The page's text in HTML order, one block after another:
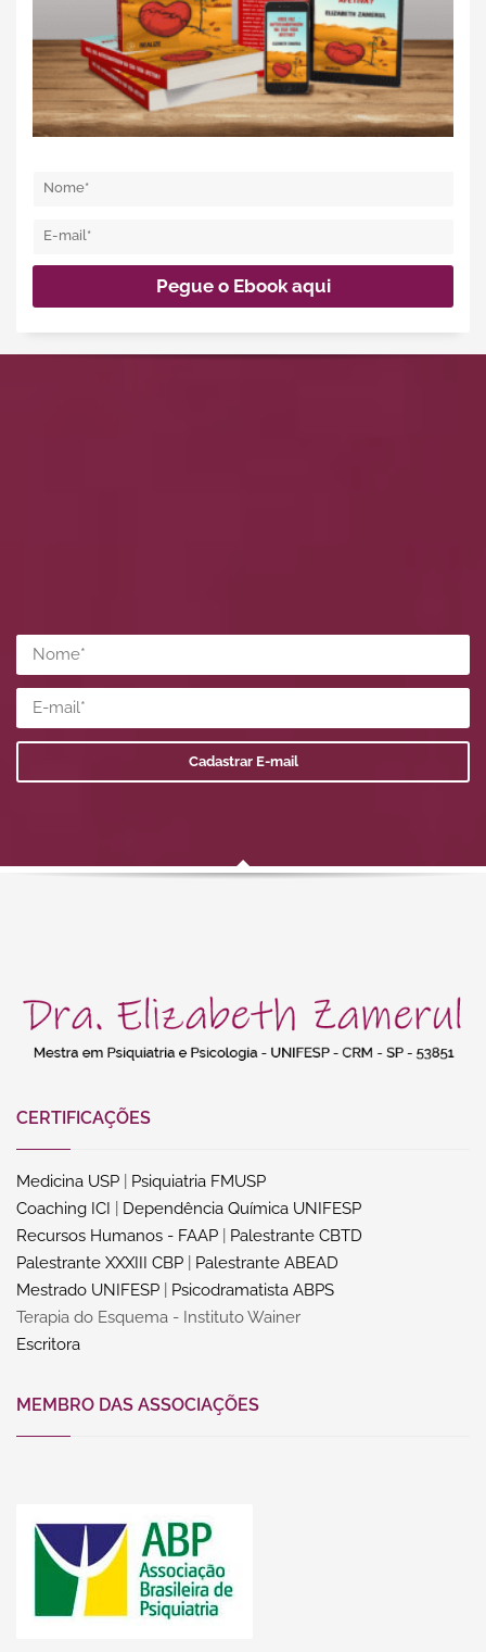
CERTIFICAÇÕES
Medicina USP
Psiquiatria FMUSP
Coaching ICI
Dependência Química UNIFESP
Recursos Humanos - FAAP
Palestrante CBTD
Palestrante XXXIII CBP
Palestrante ABEAD
Mestrado UNIFESP
Psicodramatista ABPS
Terapia do Esquema - Instituto Wainer
Escritora
MEMBRO DAS ASSOCIAÇÕES